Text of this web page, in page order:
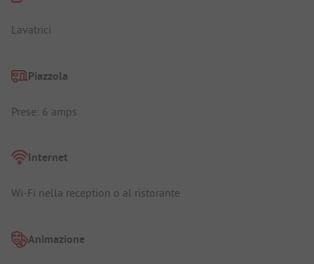
Lavatrici
Piazzola
Prese: 6 amps
Internet
Wi-Fi nella reception o al ristorante
Animazione